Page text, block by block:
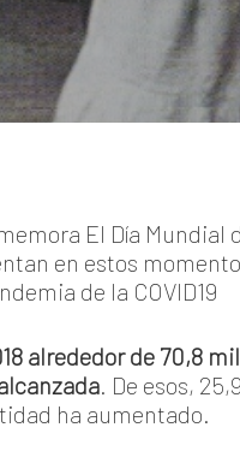
El Día
en estos
de la COVID19
alrededor de 70,8
. De esos,
ha aumentado.